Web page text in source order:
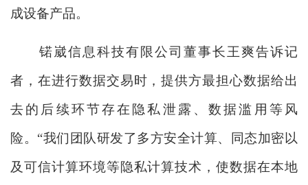
成设备产品。
锘崴信息科技有限公司董事长王爽告诉记
者，在进行数据交易时，提供方最担心数据给出
去的后续环节存在隐私泄露、数据滥用等风
险。“我们团队研发了多方安全计算、同态加密以
及可信计算环境等隐私计算技术，使数据在本地